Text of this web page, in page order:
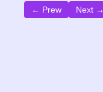
← Prew Next →